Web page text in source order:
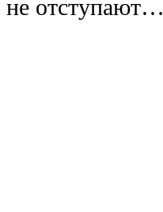
не отступают…